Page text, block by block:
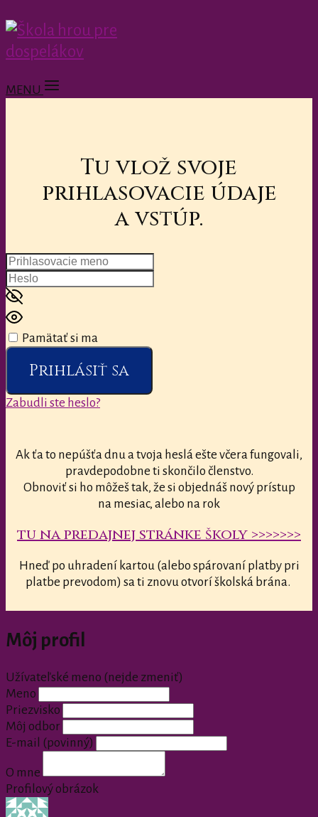
MENU
Tu vlož svoje
prihlasovacie údaje
a vstúp.
Pamätať si ma
Prihlásiť sa
Zabudli ste heslo?
Ak ťa to nepúšťa dnu a tvoja heslá ešte včera fungovali,
pravdepodobne ti skončilo členstvo.
Obnoviť si ho môžeš tak, že si objednáš nový prístup
na mesiac, alebo na rok
tu na predajnej stránke školy >>>>>>>
Hneď po uhradení kartou (alebo spárovaní platby pri
platbe prevodom) sa ti znovu otvorí školská brána.
Môj profil
Užívateľské meno (nejde zmeniť)
Meno
Priezvisko
Môj odbor
E-mail
(povinný)
O mne
Profilový obrázok